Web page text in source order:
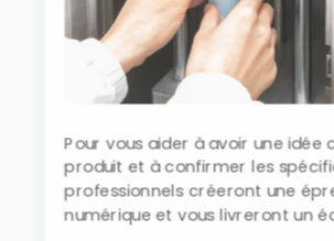
Pour vous aider à avoir une idée
produit et à confirmer les
professionnels créeront une
numérique et vous livreront un